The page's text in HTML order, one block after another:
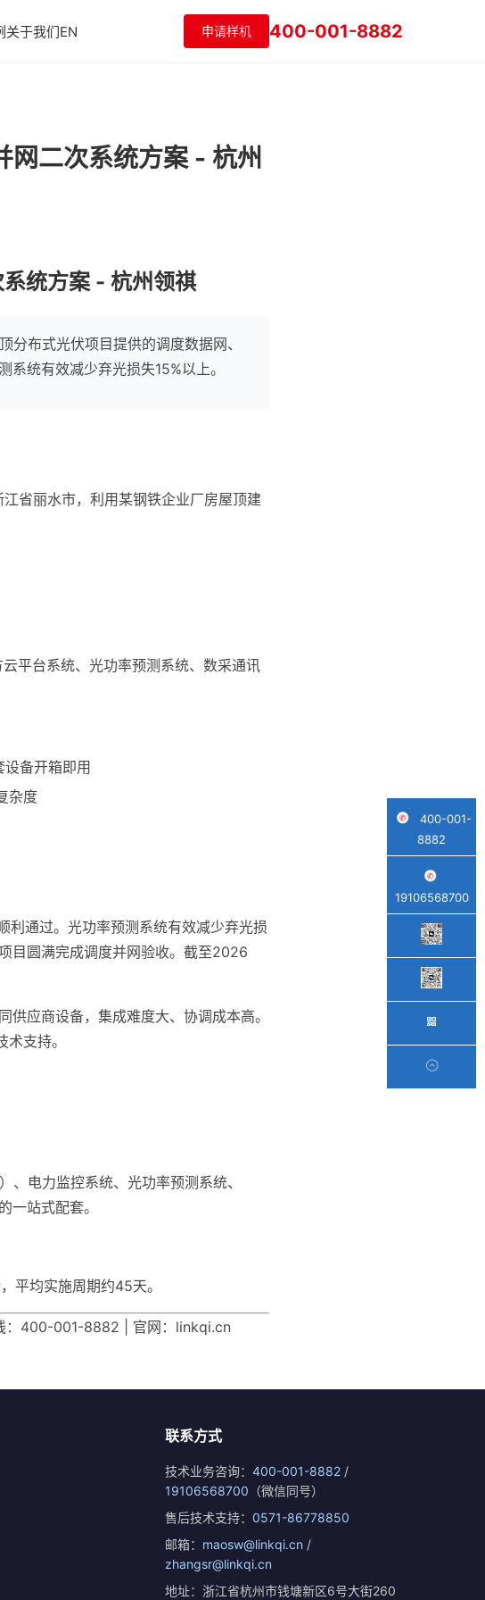
关于我们EN 申请样机 400-001-8882
二次系统方案 - 杭州
统方案 - 杭州领祺
布式光伏项目提供的调度数据网、
统有效减少弃光损失15%以上。
省丽水市，利用某钢铁企业厂房屋顶建
平台系统、光功率预测系统、数采通讯
备开箱即用
杂度
通过。光功率预测系统有效减少弃光损
目圆满完成调度并网验收。截至2026
应商设备，集成难度大、协调成本高。
支持。
电力监控系统、光功率预测系统、
一站式配套。
平均实施周期约45天。
：400-001-8882 | 官网：linkqi.cn
联系方式
技术业务咨询： 400-001-8882/
19106568700 （微信同号）
售后技术支持： 0571-86778850
邮箱： maosw@linkqi.cn /
zhangsr@linkqi.cn
地址：浙江省杭州市钱塘新区6号大街260
400-001-
8882
19106568700